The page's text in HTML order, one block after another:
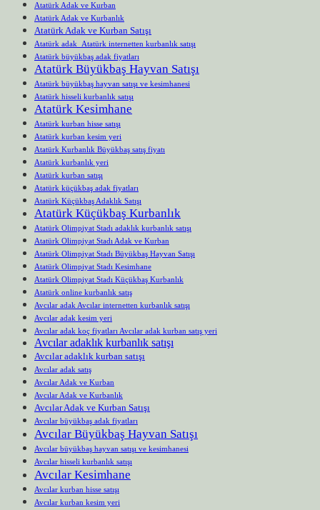
Atatürk Adak ve Kurban
Atatürk Adak ve Kurbanlık
Atatürk Adak ve Kurban Satışı
Atatürk adak Atatürk internetten kurbanlık satışı
Atatürk büyükbaş adak fiyatları
Atatürk Büyükbaş Hayvan Satışı
Atatürk büyükbaş hayvan satışı ve kesimhanesi
Atatürk hisseli kurbanlık satışı
Atatürk Kesimhane
Atatürk kurban hisse satışı
Atatürk kurban kesim yeri
Atatürk Kurbanlık Büyükbaş satış fiyatı
Atatürk kurbanlık yeri
Atatürk kurban satışı
Atatürk küçükbaş adak fiyatları
Atatürk Küçükbaş Adaklık Satışı
Atatürk Küçükbaş Kurbanlık
Atatürk Olimpiyat Stadı adaklık kurbanlık satışı
Atatürk Olimpiyat Stadı Adak ve Kurban
Atatürk Olimpiyat Stadı Büyükbaş Hayvan Satışı
Atatürk Olimpiyat Stadı Kesimhane
Atatürk Olimpiyat Stadı Küçükbaş Kurbanlık
Atatürk online kurbanlık satış
Avcılar adak Avcılar internetten kurbanlık satışı
Avcılar adak kesim yeri
Avcılar adak koç fiyatları Avcılar adak kurban satış yeri
Avcılar adaklık kurbanlık satışı
Avcılar adaklık kurban satışı
Avcılar adak satış
Avcılar Adak ve Kurban
Avcılar Adak ve Kurbanlık
Avcılar Adak ve Kurban Satışı
Avcılar büyükbaş adak fiyatları
Avcılar Büyükbaş Hayvan Satışı
Avcılar büyükbaş hayvan satışı ve kesimhanesi
Avcılar hisseli kurbanlık satışı
Avcılar Kesimhane
Avcılar kurban hisse satışı
Avcılar kurban kesim yeri